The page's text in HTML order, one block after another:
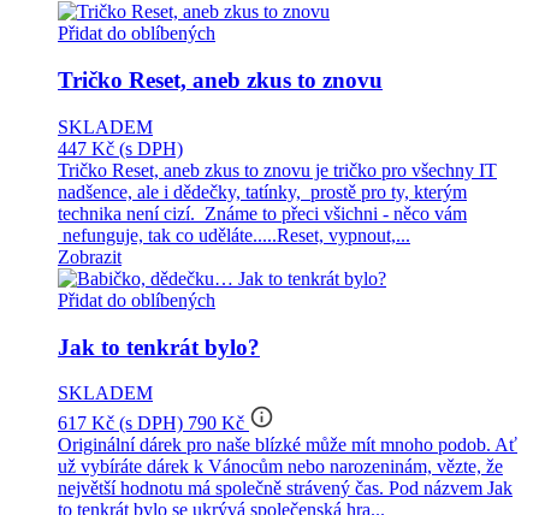
Přidat do oblíbených
Tričko Reset, aneb zkus to znovu
SKLADEM
447 Kč (s DPH)
Tričko Reset, aneb zkus to znovu je tričko pro všechny IT
nadšence, ale i dědečky, tatínky, prostě pro ty, kterým
technika není cizí. Známe to přeci všichni - něco vám
nefunguje, tak co uděláte.....Reset, vypnout,...
Zobrazit
Přidat do oblíbených
Jak to tenkrát bylo?
SKLADEM
617 Kč (s DPH) 790 Kč info_outline
Originální dárek pro naše blízké může mít mnoho podob. Ať
už vybíráte dárek k Vánocům nebo narozeninám, vězte, že
největší hodnotu má společně strávený čas. Pod názvem Jak
to tenkrát bylo se ukrývá společenská hra...